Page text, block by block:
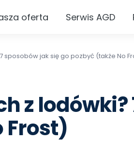
oferta Serwis AGD
sposobów jak się go pozbyć (także No
z
Frost)